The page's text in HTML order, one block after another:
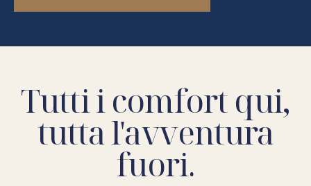
Tutti i comfort qui,
tutta l'avventura
fuori.